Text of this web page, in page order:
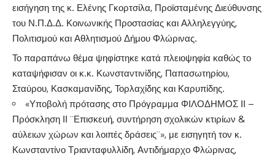
εισήγηση της κ. Ελένης Γκορτσίλα, Προϊσταμένης Διεύθυνσης
του Ν.Π.Δ.Δ. Κοινωνικής Προστασίας και Αλληλεγγύης,
Πολιτισμού και Αθλητισμού Δήμου Φλώρινας.
Το παραπάνω θέμα ψηφίστηκε κατά πλειοψηφία καθώς το
καταψήφισαν οι κ.κ. Κωνσταντινίδης, Παπασωτηρίου,
Σταύρου, Κασκαμανίδης, Τορλαχίδης και Καρυπίδης.
«Υποβολή πρότασης στο Πρόγραμμα ΦΙΛΟΔΗΜΟΣ ΙΙ –
Πρόσκληση ΙΙ ¨Επισκευή, συντήρηση σχολικών κτιρίων &
αύλειων χώρων και λοιπές δράσεις¨», με εισηγητή τον κ.
Κωνσταντίνο Τριανταφυλλίδη, Αντιδήμαρχο Φλώρινας,